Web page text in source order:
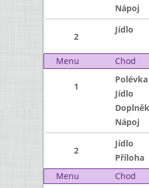
Nápoj
2
Jídlo
Menu Chod
1
Polévka
Jídlo
Doplněk
Nápoj
2
Jídlo
Příloha
Menu
Chod